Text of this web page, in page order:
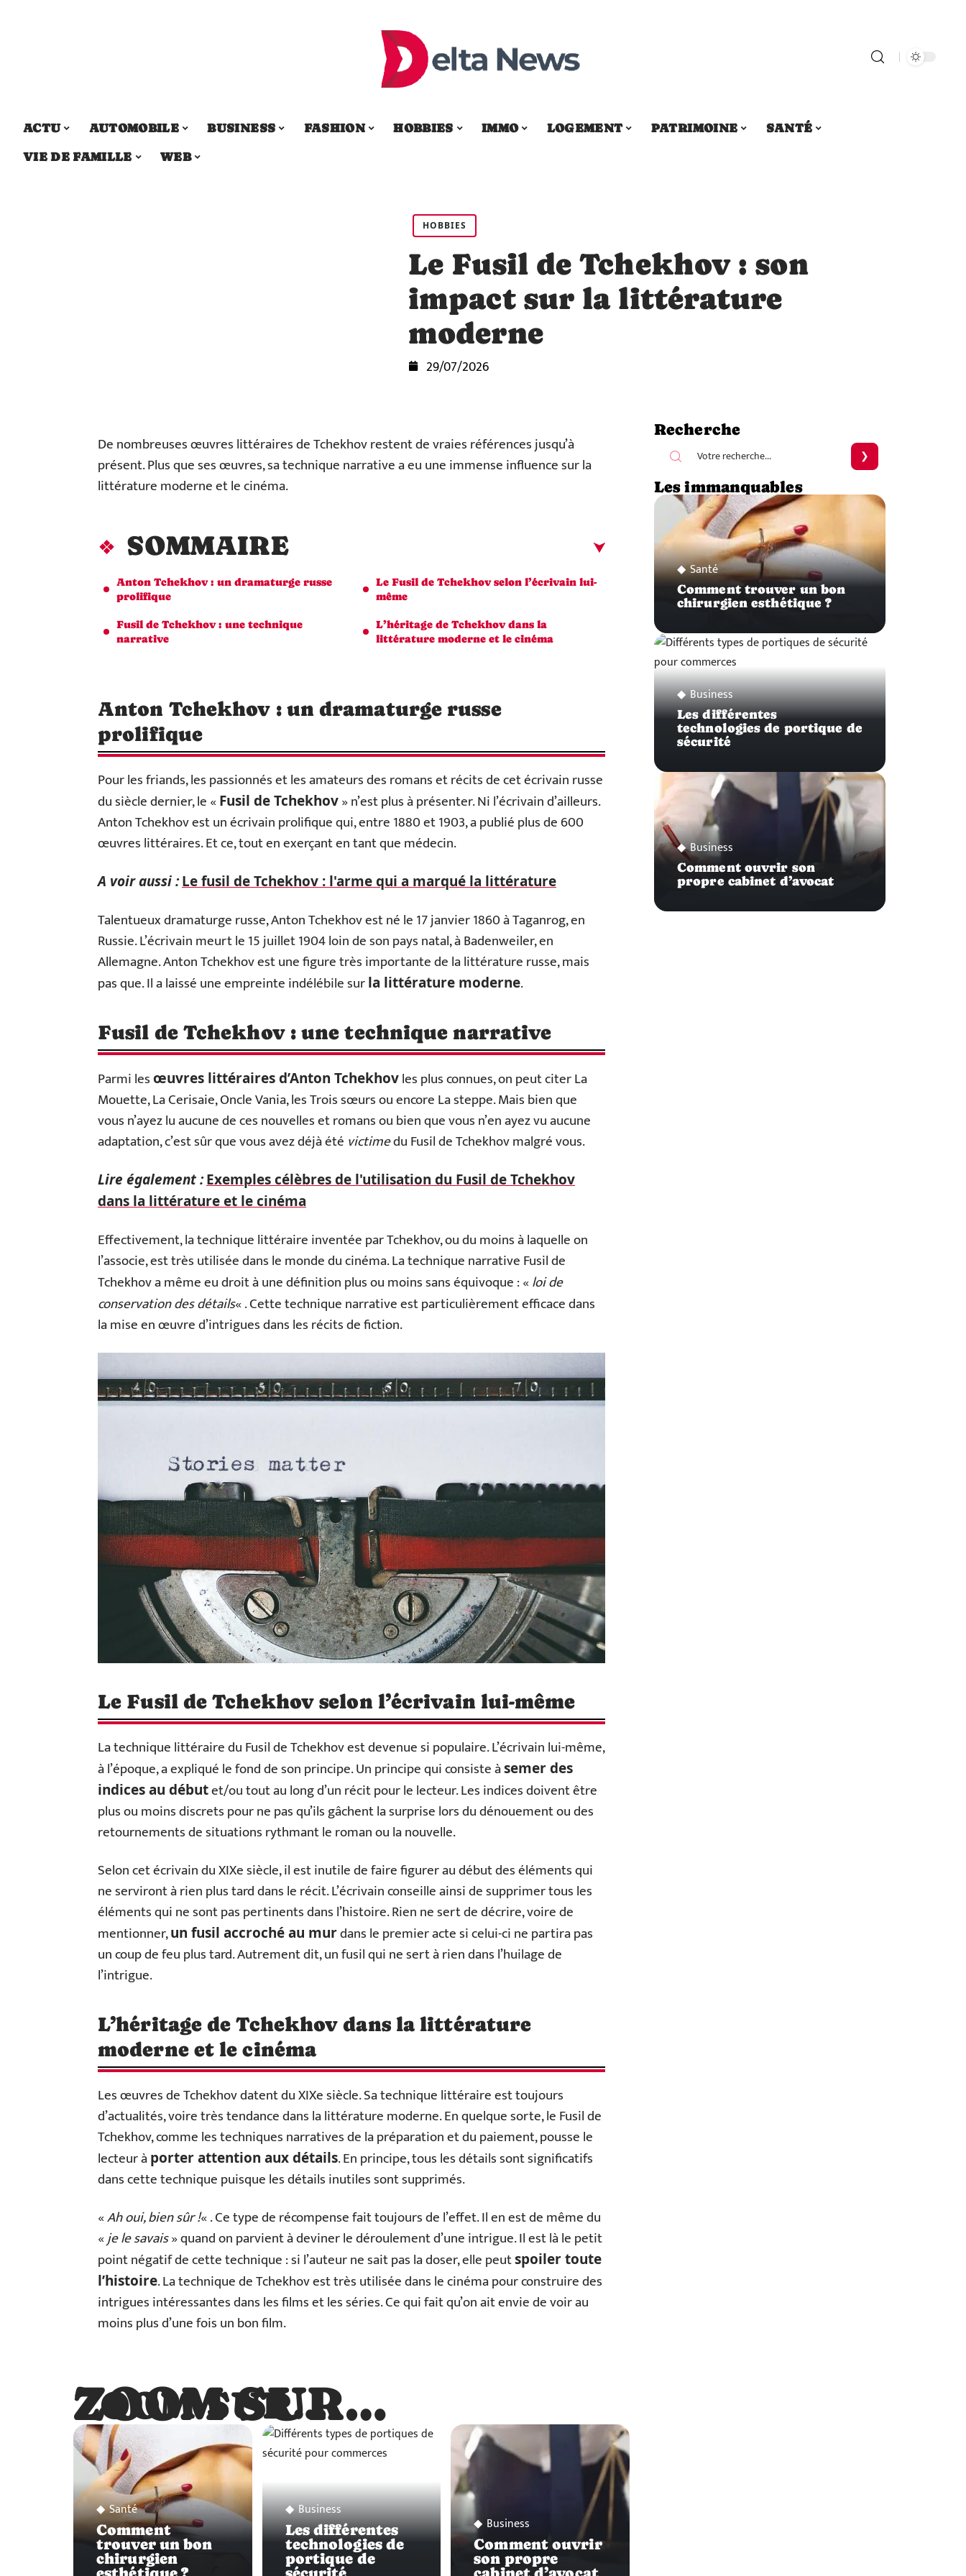
ACTU AUTOMOBILE BUSINESS FASHION HOBBIES IMMO LOGEMENT PATRIMOINE
SANTÉ
VIE DE FAMILLE
WEB
HOBBIES
Le Fusil de Tchekhov : son
impact sur la littérature
moderne
29/07/2026
De nombreuses œuvres littéraires de Tchekhov restent de vraies références jusqu’à
présent. Plus que ses œuvres, sa technique narrative a eu une immense influence sur la
littérature moderne et le cinéma.
SOMMAIRE
Anton Tchekhov : un dramaturge russe
prolifique
Fusil de Tchekhov : une technique
narrative
Le Fusil de Tchekhov selon l’écrivain lui-
même
L’héritage de Tchekhov dans la
littérature moderne et le cinéma
Anton Tchekhov : un dramaturge russe
prolifique
Pour les friands, les passionnés et les amateurs des romans et récits de cet écrivain russe
du siècle dernier, le «Fusil de Tchekhov» n’est plus à présenter. Ni l’écrivain d’ailleurs.
Anton Tchekhov est un écrivain prolifique qui, entre 1880 et 1903, a publié plus de 600
œuvres littéraires. Et ce, tout en exerçant en tant que médecin.
A voir aussi :Le fusil de Tchekhov : l'arme qui a marqué la littérature
Talentueux dramaturge russe, Anton Tchekhov est né le 17 janvier 1860 à Taganrog, en
Russie. L’écrivain meurt le 15 juillet 1904 loin de son pays natal, à Badenweiler, en
Allemagne. Anton Tchekhov est une figure très importante de la littérature russe, mais
pas que. Il a laissé une empreinte indélébile surla littérature moderne.
Fusil de Tchekhov : une technique narrative
Parmi lesœuvres littéraires d’Anton Tchekhovles plus connues, on peut citer La
Mouette, La Cerisaie, Oncle Vania, les Trois sœurs ou encore La steppe. Mais bien que
vous n’ayez lu aucune de ces nouvelles et romans ou bien que vous n’en ayez vu aucune
adaptation, c’est sûr que vous avez déjà été victimedu Fusil de Tchekhov malgré vous.
Lire également :Exemples célèbres de l'utilisation du Fusil de Tchekhov
dans la littérature et le cinéma
Effectivement, la technique littéraire inventée par Tchekhov, ou du moins à laquelle on
l’associe, est très utilisée dans le monde du cinéma. La technique narrative Fusil de
Tchekhov a même eu droit à une définition plus ou moins sans équivoque : «loi de
conservation des détails« . Cette technique narrative est particulièrement efficace dans
la mise en œuvre d’intrigues dans les récits de fiction.
Le Fusil de Tchekhov selon l’écrivain lui-même
La technique littéraire du Fusil de Tchekhov est devenue si populaire. L’écrivain lui-même,
à l’époque, a expliqué le fond de son principe. Un principe qui consiste àsemer des
indices au débutet/ou tout au long d’un récit pour le lecteur. Les indices doivent être
plus ou moins discrets pour ne pas qu’ils gâchent la surprise lors du dénouement ou des
retournements de situations rythmant le roman ou la nouvelle.
Selon cet écrivain du XIXe siècle, il est inutile de faire figurer au début des éléments qui
ne serviront à rien plus tard dans le récit. L’écrivain conseille ainsi de supprimer tous les
éléments qui ne sont pas pertinents dans l’histoire. Rien ne sert de décrire, voire de
mentionner,un fusil accroché au murdans le premier acte si celui-ci ne partira pas
un coup de feu plus tard. Autrement dit, un fusil qui ne sert à rien dans l’huilage de
l’intrigue.
L’héritage de Tchekhov dans la littérature
moderne et le cinéma
Les œuvres de Tchekhov datent du XIXe siècle. Sa technique littéraire est toujours
d’actualités, voire très tendance dans la littérature moderne. En quelque sorte, le Fusil de
Tchekhov, comme les techniques narratives de la préparation et du paiement, pousse le
lecteur àporter attention aux détails. En principe, tous les détails sont significatifs
dans cette technique puisque les détails inutiles sont supprimés.
«Ah oui, bien sûr !« . Ce type de récompense fait toujours de l’effet. Il en est de même du
«je le savais» quand on parvient à deviner le déroulement d’une intrigue. Il est là le petit
point négatif de cette technique : si l’auteur ne sait pas la doser, elle peutspoiler toute
l’histoire. La technique de Tchekhov est très utilisée dans le cinéma pour construire des
intrigues intéressantes dans les films et les séries. Ce qui fait qu’on ait envie de voir au
moins plus d’une fois un bon film.
ZOOM SUR…
ZOOM SUR…
Santé
Comment
trouver un bon
chirurgien
Business
Les différentes
technologies de
portique de
Business
Comment ouvrir
son propre
Recherche
Les immanquables
Santé
Comment trouver un bon
chirurgien esthétique ?
Business
Les différentes
technologies de portique de
sécurité
Business
Comment ouvrir son
propre cabinet d’avocat